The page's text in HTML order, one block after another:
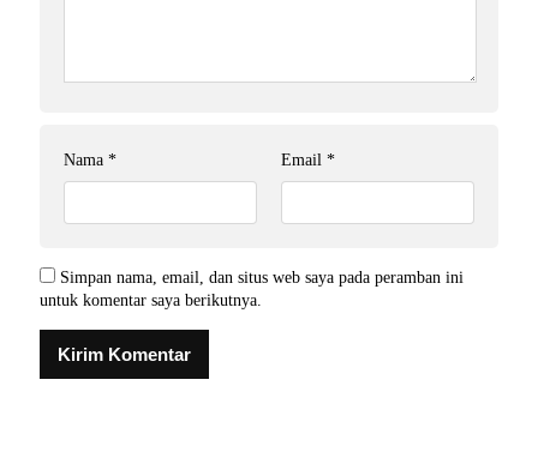
Nama * Email *
Simpan nama, email, dan situs web saya pada peramban ini
untuk komentar saya berikutnya.